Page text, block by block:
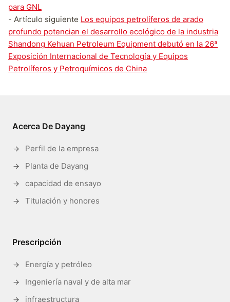
para GNL
- Artículo siguiente Los equipos petrolíferos de arado
profundo potencian el desarrollo ecológico de la industria
Shandong Kehuan Petroleum Equipment debutó en la 26ª
Exposición Internacional de Tecnología y Equipos
Petrolíferos y Petroquímicos de China
Acerca De Dayang
Perfil de la empresa
Planta de Dayang
capacidad de ensayo
Titulación y honores
Prescripción
Energía y petróleo
Ingeniería naval y de alta mar
infraestructura